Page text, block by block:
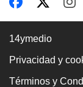
14ymedio
Privacidad y
Términos y